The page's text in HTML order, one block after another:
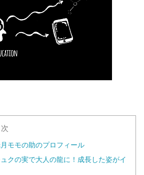
月モモの助のプロフィール
ュクの実で大人の龍に！成長した姿がイ